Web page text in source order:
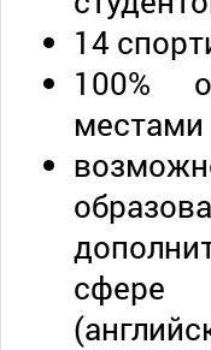
14
100%
местами
сфере